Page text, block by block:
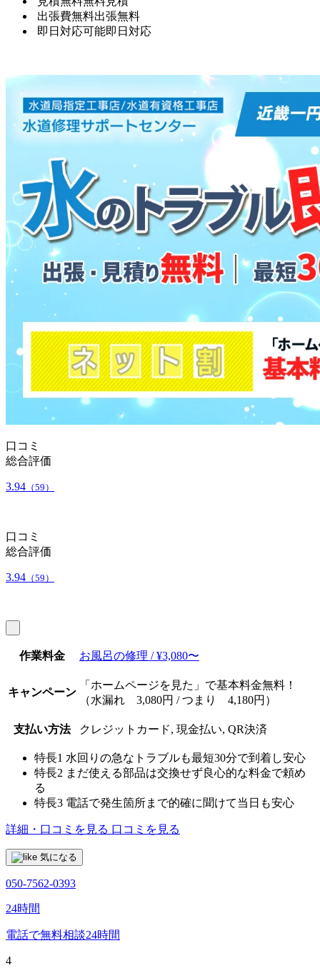
出張費無料出張無料
即日対応可能即日対応
口コミ
総合評価
3.94 （59）
口コミ
総合評価
3.94 （59）
作業料金 お風呂の修理 / ¥3,080〜
キャンペーン
「ホームページを見た」で基本料金無料！
（水漏れ 3,080円 / つまり 4,180円）
支払い方法 クレジットカード, 現金払い, QR決済
特長1 水回りの急なトラブルも最短30分で到着し安心
特長2 まだ使える部品は交換せず良心的な料金で頼め
る
特長3 電話で発生箇所まで的確に聞けて当日も安心
詳細・口コミを見る 口コミを見る
気になる
050-7562-0393
24時間
電話で無料相談24時間
4